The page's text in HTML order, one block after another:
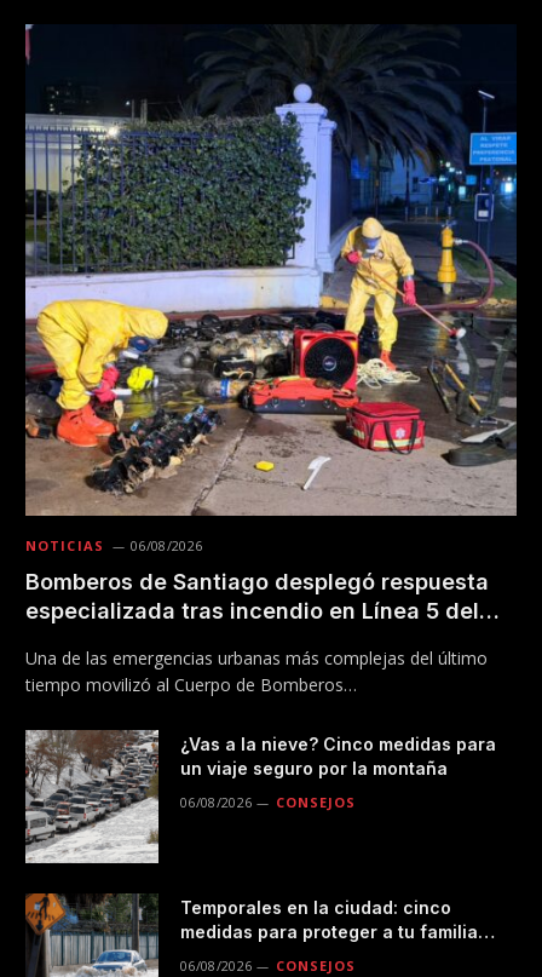
NOTICIAS 06/08/2026
Bomberos de Santiago desplegó respuesta
especializada tras incendio en Línea 5 del
Una de las emergencias urbanas más complejas del último
tiempo movilizó al Cuerpo de Bomberos…
¿Vas a la nieve? Cinco medidas para
un viaje seguro por la montaña
06/08/2026 CONSEJOS
Temporales en la ciudad: cinco
medidas para proteger a tu familia
durante las lluvias
06/08/2026 CONSEJOS